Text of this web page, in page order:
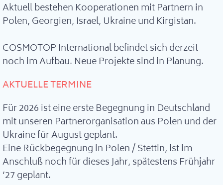
Aktuell bestehen Kooperationen mit Partnern in
Polen, Georgien, Israel, Ukraine und Kirgistan.
COSMOTOP International befindet sich derzeit
noch im Aufbau. Neue Projekte sind in Planung.
AKTUELLE TERMINE
Für 2026 ist eine erste Begegnung in Deutschland
mit unseren Partnerorganisation aus Polen und der
Ukraine für August geplant.
Eine Rückbegegnung in Polen / Stettin, ist im
Anschluß noch für dieses Jahr, spätestens Frühjahr
’27 geplant.